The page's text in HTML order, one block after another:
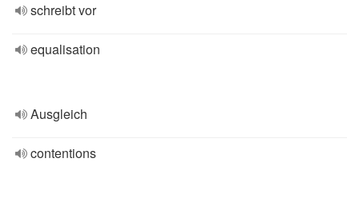
schreibt vor
equalisation
Ausgleich
contentions